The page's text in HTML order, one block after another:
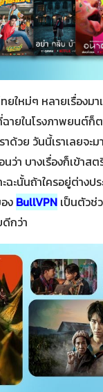
ใหม่ๆ หลายเรื่องมา
ายในโรงภาพยนต์ก็ต
ด้วย วันนี้เราเลยจะ
ว่า บางเรื่องก็เข้าส
ฉะนั้นถ้าใครอยู่ต่าง
ง BullVPN เป็นตัวช่
ดีกว่า